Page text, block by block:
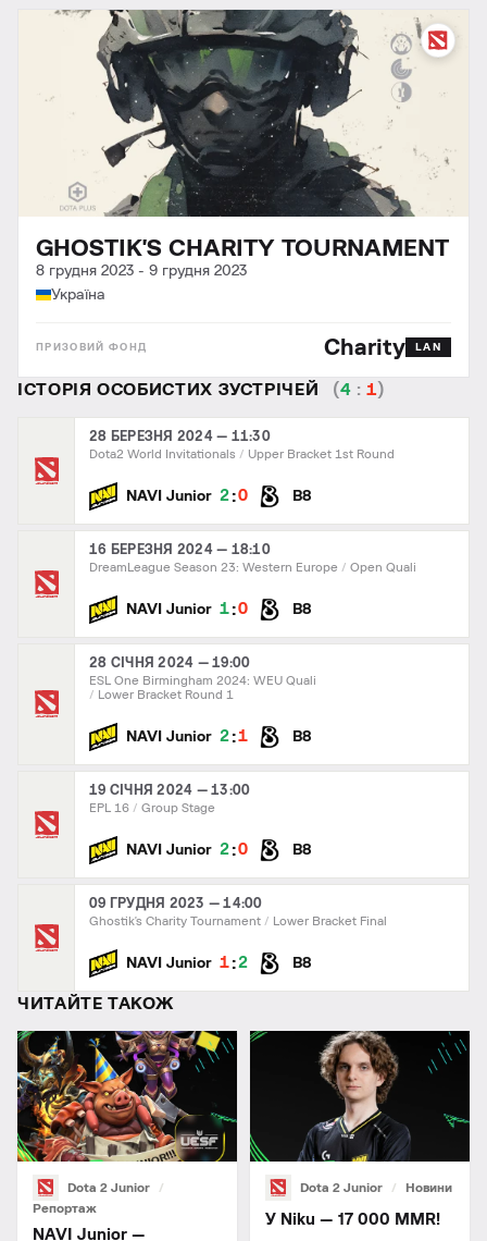
GHOSTIK'S CHARITY TOURNAMENT
8 грудня 2023 - 9 грудня 2023
Україна
Charity LAN
ІСТОРІЯ ОСОБИСТИХ ЗУСТРІЧЕЙ (4 :1)
28 БЕРЕЗНЯ 2024 — 11:30
Dota2 World Invitationals Upper Bracket 1st Round
NAVI Junior 2 :0 B8
16 БЕРЕЗНЯ 2024 — 18:10
DreamLeague Season 23: Western Europe Open Quali
NAVI Junior 1 :0 B8
28 СІЧНЯ 2024 — 19:00
ESL One Birmingham 2024: WEU Quali
Lower Bracket Round 1
NAVI Junior 2 :1 B8
19 СІЧНЯ 2024 — 13:00
EPL 16 Group Stage
NAVI Junior 2 :0 B8
09 ГРУДНЯ 2023 — 14:00
Ghostik's Charity Tournament Lower Bracket Final
NAVI Junior 1 :2 B8
ЧИТАЙТЕ ТАКОЖ
Dota 2 Junior
Репортаж
NAVI Junior —
Dota 2 Junior Новини
У Niku — 17 000 MMR!